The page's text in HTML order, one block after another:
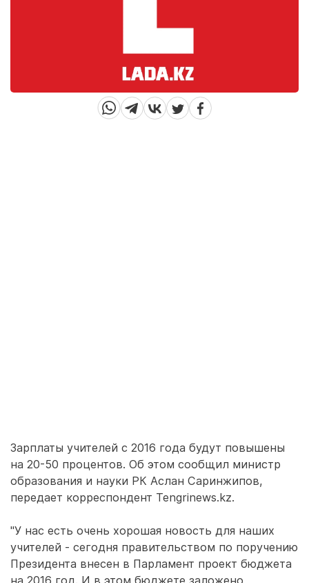
Зарплаты учителей с 2016 года будут повышены
на 20-50 процентов. Об этом сообщил министр
образования и науки РК Аслан Саринжипов,
передает корреспондент Tengrinews.kz.
"У нас есть очень хорошая новость для наших
учителей - сегодня правительством по поручению
Президента внесен в Парламент проект бюджета
на 2016 год. И в этом бюджете заложено